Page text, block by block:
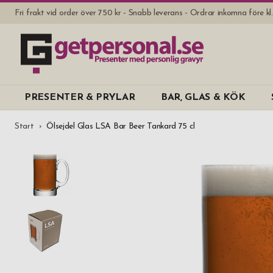
Fri frakt vid order över 750 kr - Snabb leverans - Ordrar inkomna före
PRESENTER & PRYLAR BAR, GLAS & KÖK
Start Ölsejdel Glas LSA Bar Beer Tankard 75 cl